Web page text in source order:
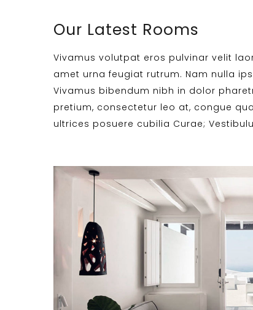
Our Latest Rooms
Vivamus volutpat eros pulvinar velit
amet urna feugiat rutrum. Nam nulla
Vivamus bibendum nibh in dolor
pretium, consectetur leo at, congue
ultrices posuere cubilia Curae;